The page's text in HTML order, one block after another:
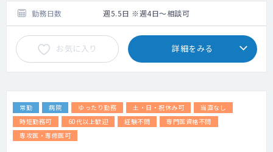
勤務日数 週5.5日 ※週4日～相談可
お気に入り 詳細をみる
常勤 病院 ゆったり勤務 土・日・祝休み可
当直なし
時短勤務可
60代以上歓迎 経験不問
専門医資格不問
専攻医・専修医可